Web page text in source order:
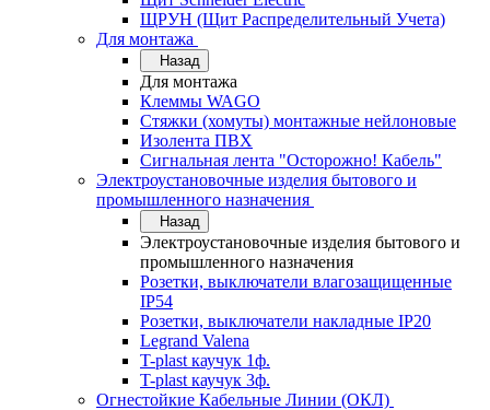
ЩРУН (Щит Распределительный Учета)
Для монтажа
Назад
Для монтажа
Клеммы WAGO
Стяжки (хомуты) монтажные нейлоновые
Изолента ПВХ
Сигнальная лента "Осторожно! Кабель"
Электроустановочные изделия бытового и
промышленного назначения
Назад
Электроустановочные изделия бытового и
промышленного назначения
Розетки, выключатели влагозащищенные
IP54
Розетки, выключатели накладные IP20
Legrand Valena
T-plast каучук 1ф.
T-plast каучук 3ф.
Огнестойкие Кабельные Линии (ОКЛ)